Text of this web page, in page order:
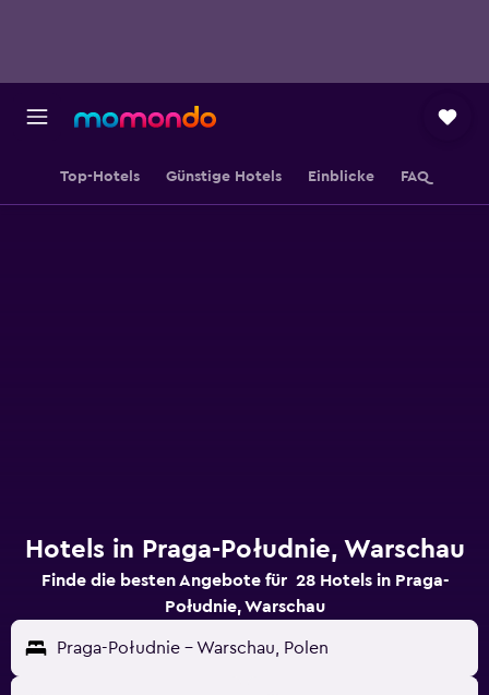
Top-Hotels Günstige Hotels Einblicke FAQ
Hotels in Praga-Południe, Warschau
Finde die besten Angebote für 28 Hotels in Praga-
Południe, Warschau
Praga-Południe - Warschau, Polen